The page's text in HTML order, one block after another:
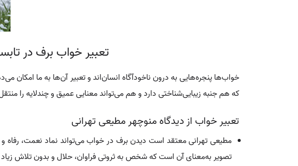
تعبیر خواب برف در
خواب‌ها پنجره‌هایی به درون ناخودآگاه انسان‌اند و تعبیر آن‌ها به ما امکان
که هم جنبه زیبایی‌شناختی دارد و هم می‌تواند معنایی عمیق و چندلایه را
تعبیر خواب از دیدگاه منوچهر مطیعی تهرانی
مطیعی تهرانی معتقد است دیدن برف در خواب می‌تواند نماد نعمت،
تصویر به‌معنای آن است که شخص به ثروتی فراوان، حلال و بدون تلاش